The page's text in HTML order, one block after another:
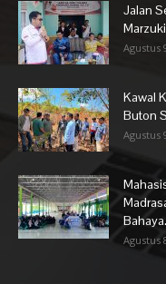
Jalan
Agustus
Kawal
Buton
Agustus
Agustus